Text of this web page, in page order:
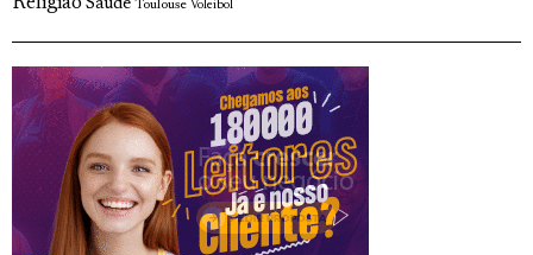
Saude Toulouse Voleibol